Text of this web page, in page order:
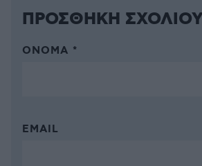
ΠΡΟΣΘΗΚΗ ΣΧΟΛΙΟΥ
ΌΝΟΜΑ *
EMAIL